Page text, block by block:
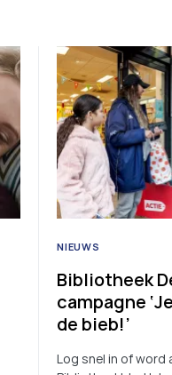
NIEUWS
Bibliotheek
campagne
de bieb!’
Log snel in of word